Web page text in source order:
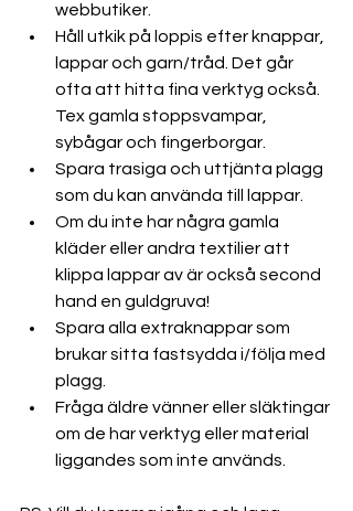
webbutiker.
Håll utkik på loppis efter knappar,
lappar och garn/tråd. Det går
ofta att hitta fina verktyg också.
Tex gamla stoppsvampar,
sybågar och fingerborgar.
Spara trasiga och uttjänta plagg
som du kan använda till lappar.
Om du inte har några gamla
kläder eller andra textilier att
klippa lappar av är också second
hand en guldgruva!
Spara alla extraknappar som
brukar sitta fastsydda i/följa med
plagg.
Fråga äldre vänner eller släktingar
om de har verktyg eller material
liggandes som inte används.